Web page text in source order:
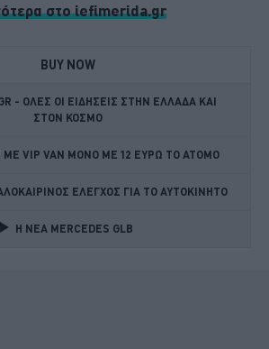
στο iefimerida.gr
BUY NOW
- ΟΛΕΣ ΟΙ ΕΙΔΗΣΕΙΣ ΣΤΗΝ ΕΛΛΑΔΑ ΚΑΙ
ΣΤΟΝ ΚΟΣΜΟ
ΜΕ VIP VAN ΜΟΝΟ ΜΕ 12 ΕΥΡΩ ΤΟ ΑΤΟΜΟ
ΕΛΕΓΧΟΣ ΓΙΑ ΤΟ ΑΥΤΟΚΙΝΗΤΟ
Η ΝΕΑ MERCEDES GLB